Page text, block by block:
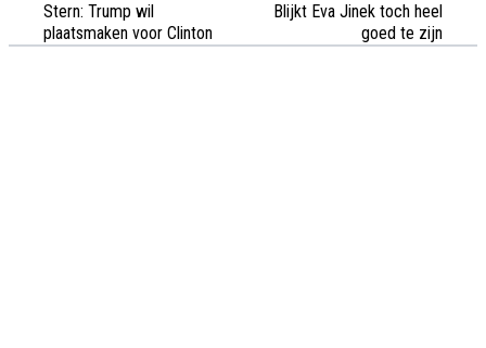
Stern: Trump wil
plaatsmaken voor Clinton
Blijkt Eva Jinek toch heel
goed te zijn